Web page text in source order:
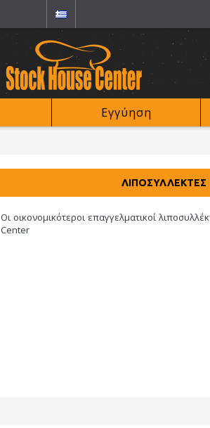
Εγγύηση
ΛΙΠΟΣΥΛΛΈΚΤΕΣ
Οι οικονομικότεροι επαγγελματικοί
Center